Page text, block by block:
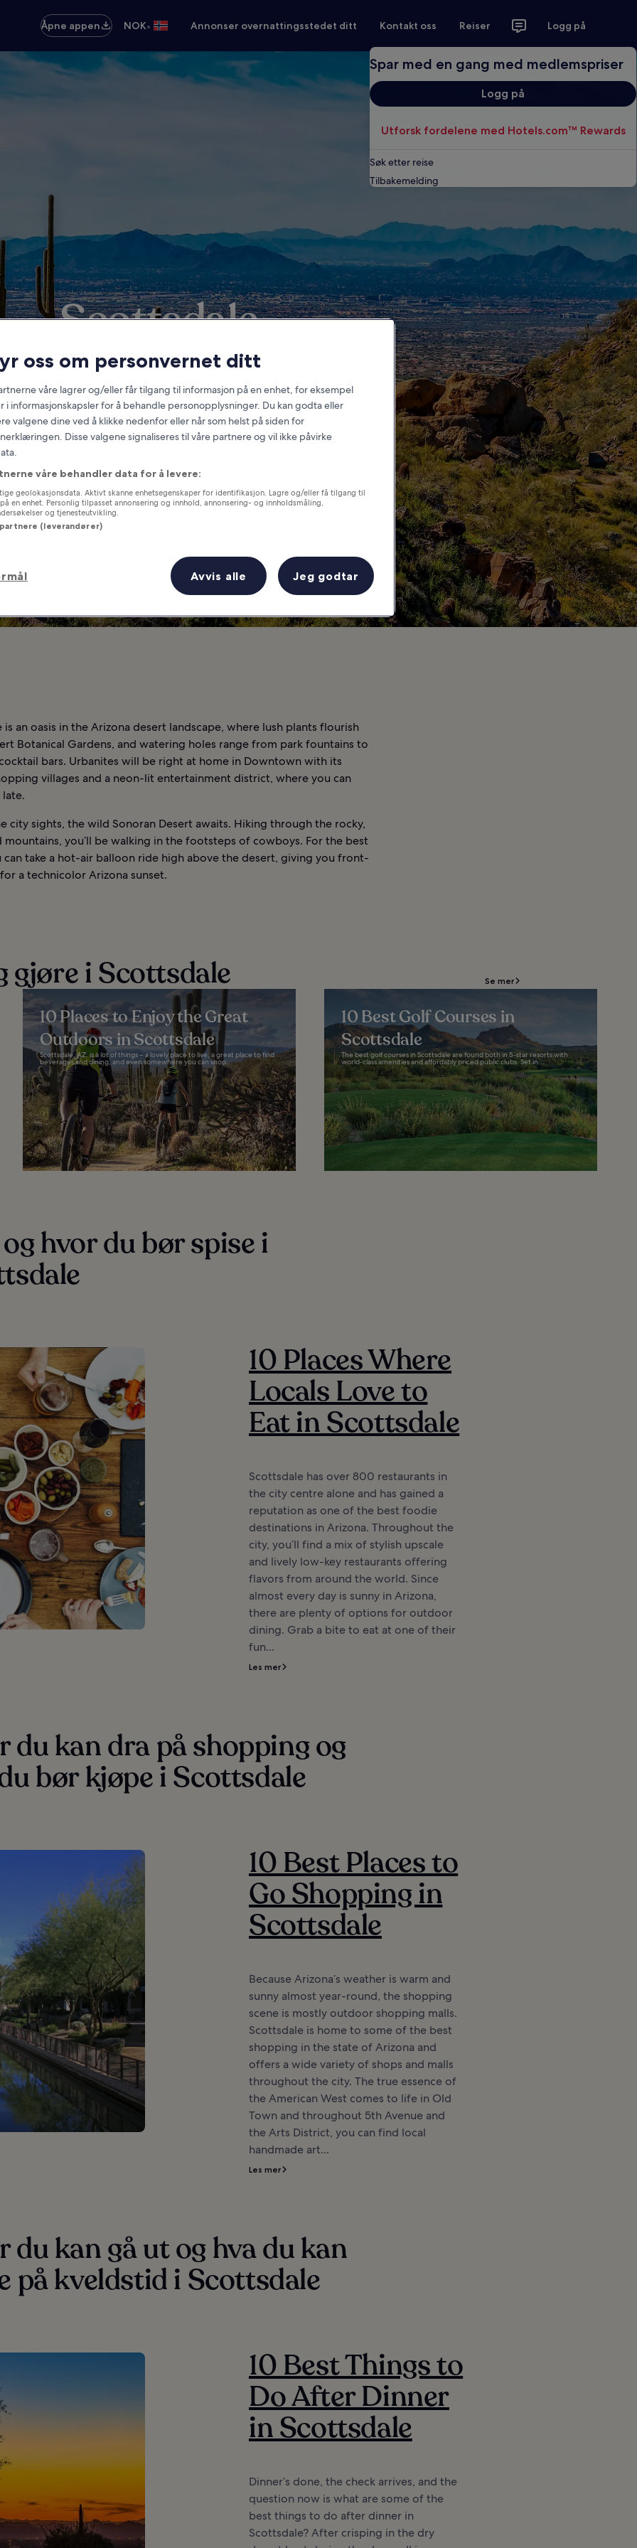
Åpne appen NOK• Annonser overnattingsstedet ditt Kontakt oss Reiser Logg på
Spar med en gang med medlemspriser
Logg på
Utforsk fordelene med Hotels.com™ Rewards
Søk etter reise
Tilbakemelding
Scottsdale
you need to know before you go
is an oasis in the Arizona desert landscape, where lush plants flourish
Botanical Gardens, and watering holes range from park fountains to
bars. Urbanites will be right at home in Downtown with its
villages and a neon-lit entertainment district, where you can
city sights, the wild Sonoran Desert awaits. Hiking through the rocky,
mountains, you’ll be walking in the footsteps of cowboys. For the best
can take a hot-air balloon ride high above the desert, giving you front-
a technicolor Arizona sunset.
gjøre i Scottsdale Se mer
10 Places to Enjoy the Great
Outdoors in Scottsdale
Scottsdale, AZ, is a lot of things – a lovely place to live, a great place to find
beverages and dining, and even somewhere you can shop...
10 Best Golf Courses in
Scottsdale
The best golf courses in Scottsdale are found both in 5-star resorts with
world-class amenities and affordably priced public clubs. Set in...
hvor du bør spise i
10 Places Where
Locals Love to
Eat in Scottsdale
Scottsdale has over 800 restaurants in
the city centre alone and has gained a
reputation as one of the best foodie
destinations in Arizona. Throughout the
city, you’ll find a mix of stylish upscale
and lively low-key restaurants offering
flavors from around the world. Since
almost every day is sunny in Arizona,
there are plenty of options for outdoor
dining. Grab a bite to eat at one of their
fun...
Les mer
du kan dra på shopping og
bør kjøpe i Scottsdale
10 Best Places to
Go Shopping in
Scottsdale
Because Arizona’s weather is warm and
sunny almost year-round, the shopping
scene is mostly outdoor shopping malls.
Scottsdale is home to some of the best
shopping in the state of Arizona and
offers a wide variety of shops and malls
throughout the city. The true essence of
the American West comes to life in Old
Town and throughout 5th Avenue and
the Arts District, you can find local
handmade art...
Les mer
du kan gå ut og hva du kan
på kveldstid i Scottsdale
10 Best Things to
Do After Dinner
in Scottsdale
Dinner’s done, the check arrives, and the
question now is what are some of the
best things to do after dinner in
Scottsdale? After crisping in the dry
oss om personvernet ditt
våre lagrer og/eller får tilgang til informasjon på en enhet, for eksempel
i informasjonskapsler for å behandle personopplysninger. Du kan godta eller
valgene dine ved å klikke nedenfor eller når som helst på siden for
Disse valgene signaliseres til våre partnere og vil ikke påvirke
våre behandler data for å levere:
geolokasjonsdata. Aktivt skanne enhetsegenskaper for identifikasjon. Lagre og/eller få tilgang til
en enhet. Personlig tilpasset annonsering og innhold, annonsering- og innholdsmåling,
og tjenesteutvikling.
(leverandører)
Avvis alle Jeg godtar